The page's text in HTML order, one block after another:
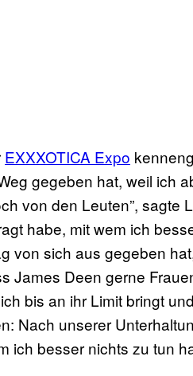
EXXXOTICA Expo
gegeben hat, weil ich
von den Leuten”, sagte
habe, mit wem ich
von sich aus gegeben
James Deen gerne
bis an ihr Limit bringt
Nach unserer
ich besser nichts zu tun